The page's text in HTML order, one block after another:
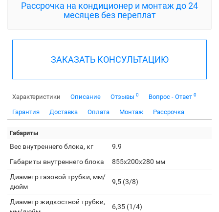
Рассрочка на кондиционер и монтаж до 24
месяцев без переплат
ЗАКАЗАТЬ КОНСУЛЬТАЦИЮ
Характеристики Описание Отзывы 0 Вопрос - Ответ 0
Гарантия Доставка Оплата Монтаж Рассрочка
Габариты
Вес внутреннего блока, кг
9.9
Габариты внутреннего блока
855x200x280 мм
Диаметр газовой трубки, мм/
дюйм
9,5 (3/8)
Диаметр жидкостной трубки,
6,35 (1/4)